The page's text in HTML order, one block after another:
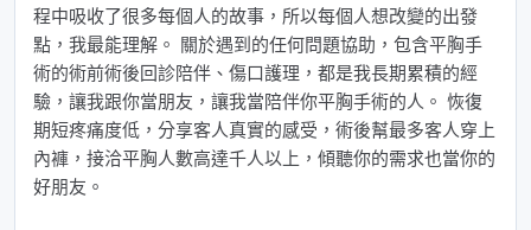
程中吸收了很多每個人的故事，所以每個人想改變的出發
點，我最能理解。 關於遇到的任何問題協助，包含平胸手
術的術前術後回診陪伴、傷口護理，都是我長期累積的經
驗，讓我跟你當朋友，讓我當陪伴你平胸手術的人。 恢復
期短疼痛度低，分享客人真實的感受，術後幫最多客人穿上
內褲，接洽平胸人數高達千人以上，傾聽你的需求也當你的
好朋友。